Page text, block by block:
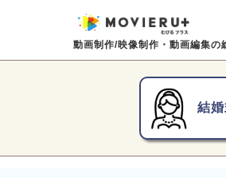
動画制作/映像制作・動画編集の
結